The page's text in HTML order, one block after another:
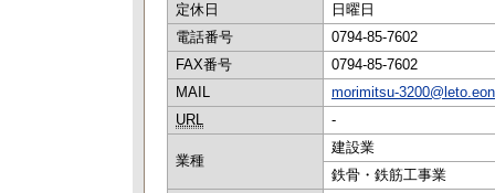
定休日
日曜日
電話番号
0794-85-7602
FAX番号
0794-85-7602
MAIL
morimitsu-
URL
-
業種
建設業
鉄骨・鉄筋工事業